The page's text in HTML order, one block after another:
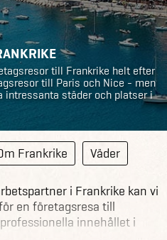
till Frankrike helt efter
till Paris och Nice - men
intressanta städer och platser i
Frankrike Väder
i Frankrike kan vi
en företagsresa till
innehållet i